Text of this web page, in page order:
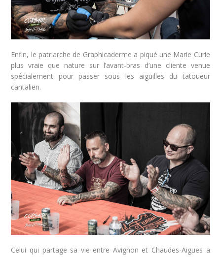
Enfin, le patriarche de Graphicaderme a piqué une Marie Curie
plus vraie que nature sur l’avant-bras d’une cliente venue
spécialement pour passer sous les aiguilles du tatoueur
cantalien.
Celui qui partage sa vie entre Avignon et Chaudes-Aigues a